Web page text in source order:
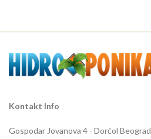
Kontakt Info
Gospodar Jovanova 4 - Dorćol Beograd